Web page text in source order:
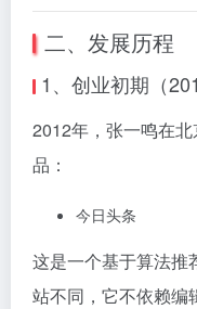
二、发展历程
1、创业初期（
2012年，张一鸣在
品：
今日头条
这是一个基于算法推
站不同，它不依赖编